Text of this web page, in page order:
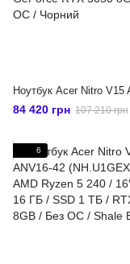
84 420 грн 107 210 грн
6